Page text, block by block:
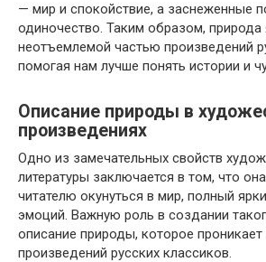
— мир и спокойствие, а заснеженные
одиночество. Таким образом, природа
неотъемлемой частью произведений
помогая нам лучше понять истории и
Описание природы в
произведениях
Одно из замечательных свойств
литературы заключается в том, что
читателю окунуться в мир, полный
эмоций. Важную роль в создании
описание природы, которое проникает
произведений русских классиков.